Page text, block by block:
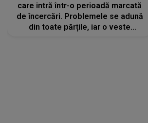
care intră într-o perioadă marcată
de încercări. Problemele se adună
din toate părțile, iar o veste